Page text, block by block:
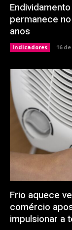
permanece
anos
Indicadores 16
Frio aquece
comércio
impulsionar a